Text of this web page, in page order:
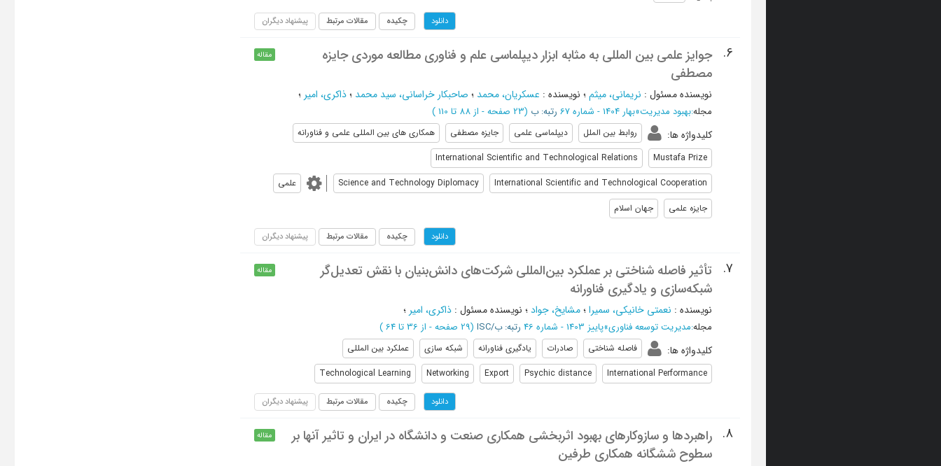
دانلود چکیده مقالات مرتبط پیشنهاد دیگران
6.
جوایز علمی بین المللی به مثابه ابزار دیپلماسی علم و فناوری مطالعه موردی جایزه
مصطفی
مقاله
نویسنده مسئول : نریمانی، میثم؛ نویسنده : عسکریان، محمد ؛ صاحبکار خراسانی، سید محمد ؛ذاکری، امیر ؛
مجله:بهبود مدیریت»بهار 1404 - شماره 67 رتبه: ب (‎23 صفحه - از 88 تا 110 )
کلیدواژه ها: روابط بین الملل دیپلماسی علمی جایزه مصطفی
همکاری های بین المللی علمی و فناورانه
Mustafa Prize
International Scientific and Technological Relations
International Scientific and Technological Cooperation
Science and Technology Diplomacy
علمی
جایزه علمی
جهان اسلام
دانلود چکیده مقالات مرتبط پیشنهاد دیگران
7.
تأثیر فاصله شناختی بر عملکرد بین‌المللی شرکت‌های دانش‌بنیان با نقش تعدیل‌گر
شبکه‌سازی و یادگیری فناورانه
مقاله
نویسنده : نعمتی خانیکی، سمیرا؛مشایخ، جواد؛ نویسنده مسئول : ذاکری، امیر ؛
مجله:مدیریت توسعه فناوری»پاییز 1403 - شماره 46 رتبه: ب/ISC (‎29 صفحه - از 36 تا 64 )
کلیدواژه ها: فاصله شناختی صادرات یادگیری فناورانه شبکه سازی
عملکرد بین المللی
International Performance
Psychic distance
Export
Networking
Technological Learning
دانلود چکیده مقالات مرتبط پیشنهاد دیگران
8.
راهبردها و سازوکارهای بهبود اثربخشی همکاری صنعت و دانشگاه در ایران و تاثیر آنها بر
سطوح ششگانه همکاری طرفین
مقاله